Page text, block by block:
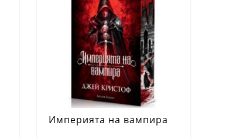
Империята на вампира